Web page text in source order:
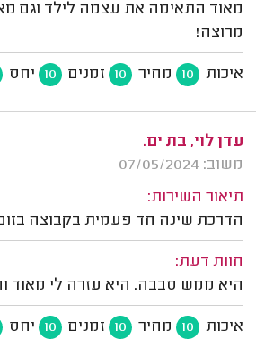
מאוד התאימה את עצמה לילד וגם
מרוצה!
איכות 10 מחיר 10 זמנים 10 יחס
עדן לוי, בת ים.
משוב: 07/05/2024
תיאור השירות:
הדרכת שינה חד פעמית בקבוצה
חוות דעת:
היא ממש סבבה. היא עזרה לי מאוד
איכות 10 מחיר 10 זמנים 10 יחס